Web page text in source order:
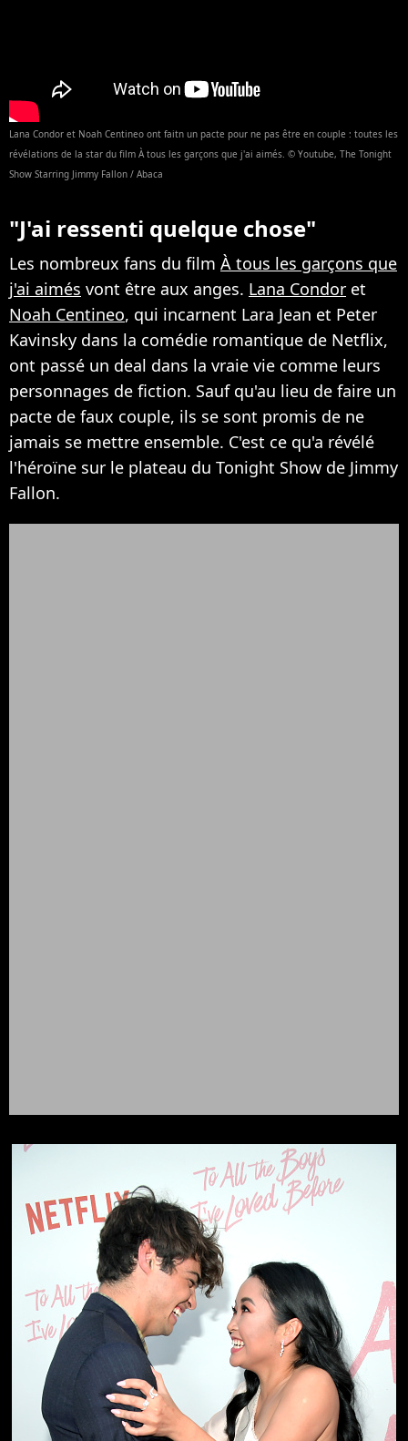
Lana Condor et Noah Centineo ont faitn un pacte pour ne pas être en couple : toutes les
révélations de la star du film À tous les garçons que j'ai aimés. © Youtube, The Tonight
Show Starring Jimmy Fallon / Abaca
"J'ai ressenti quelque chose"
Les nombreux fans du film À tous les garçons que
j'ai aimés vont être aux anges. Lana Condor et
Noah Centineo, qui incarnent Lara Jean et Peter
Kavinsky dans la comédie romantique de Netflix,
ont passé un deal dans la vraie vie comme leurs
personnages de fiction. Sauf qu'au lieu de faire un
pacte de faux couple, ils se sont promis de ne
jamais se mettre ensemble. C'est ce qu'a révélé
l'héroïne sur le plateau du Tonight Show de Jimmy
Fallon.